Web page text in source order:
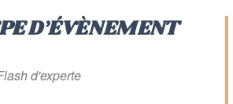
D’ÉVÈNEMENT
d'experte